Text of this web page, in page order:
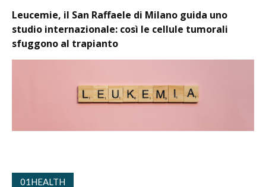
Leucemie, il San Raffaele di Milano guida uno
studio internazionale: così le cellule tumorali
sfuggono al trapianto
01HEALTH